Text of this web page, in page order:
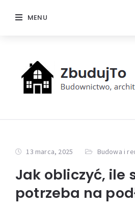
MENU
13 marca, 2025 Budowa i
Jak obliczyć, ile
potrzeba na